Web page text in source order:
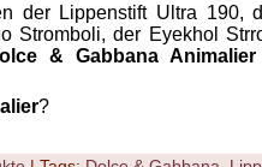
der Lippenstift Ultra 190,
Stromboli, der Eyekhol
& Gabbana Animalier
?